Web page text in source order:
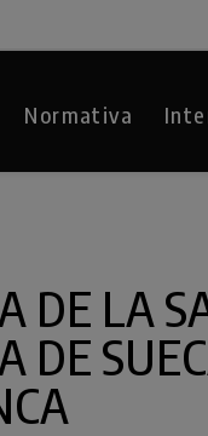
Normativa
DE LA
DE